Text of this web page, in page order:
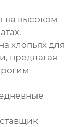
на высоком
хлопьях для
предлагая